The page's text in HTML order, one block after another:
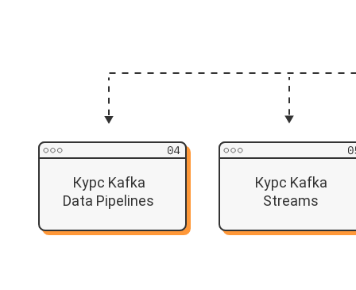
Курс Kafka
Data Pipelines
Курс Kafka
Streams